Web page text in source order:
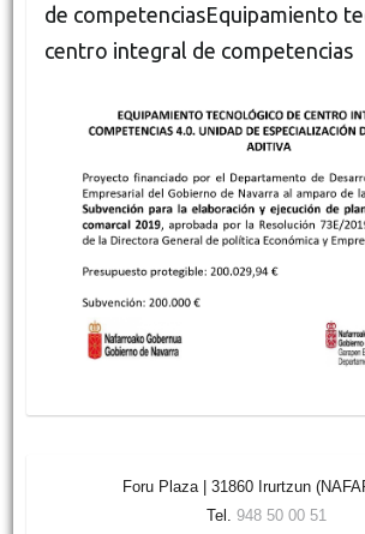
de competenciasEquipamiento
centro integral de competencias
Foru Plaza | 31860 Irurtzun
Tel. 948 50 00 51